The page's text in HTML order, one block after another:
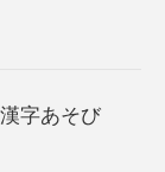
字あそび